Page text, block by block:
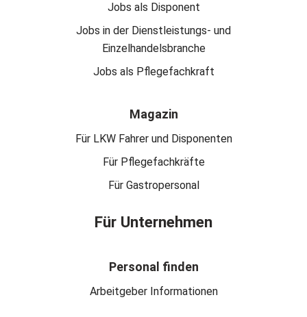
Jobs als Disponent
Jobs in der Dienstleistungs- und
Einzelhandelsbranche
Jobs als Pflegefachkraft
Magazin
Für LKW Fahrer und Disponenten
Für Pflegefachkräfte
Für Gastropersonal
Für Unternehmen
Personal finden
Arbeitgeber Informationen